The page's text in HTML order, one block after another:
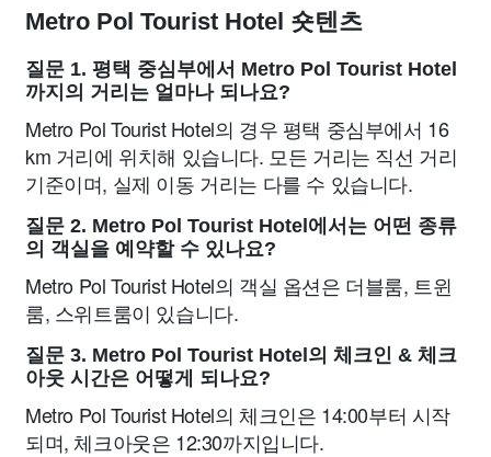
Metro Pol Tourist Hotel 숏텐츠
질문 1. 평택 중심부에서 Metro Pol Tourist Hotel
까지의 거리는 얼마나 되나요?
Metro Pol Tourist Hotel의 경우 평택 중심부에서 16
km 거리에 위치해 있습니다. 모든 거리는 직선 거리
기준이며, 실제 이동 거리는 다를 수 있습니다.
질문 2. Metro Pol Tourist Hotel에서는 어떤 종류
의 객실을 예약할 수 있나요?
Metro Pol Tourist Hotel의 객실 옵션은 더블룸, 트윈
룸, 스위트룸이 있습니다.
질문 3. Metro Pol Tourist Hotel의 체크인 & 체크
아웃 시간은 어떻게 되나요?
Metro Pol Tourist Hotel의 체크인은 14:00부터 시작
되며, 체크아웃은 12:30까지입니다.